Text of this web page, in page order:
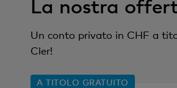
La nostra
Un conto privato in CHF a
Cler!
A TITOLO GRATUITO